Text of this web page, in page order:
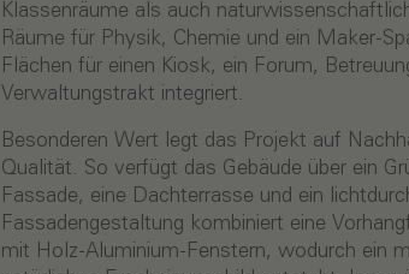
Klassenräume als auch
Räume für Physik, Chemie und ein Maker-
Flächen für einen Kiosk, ein Forum,
Verwaltungstrakt integriert.
Besonderen Wert legt das Projekt auf
Qualität. So verfügt das Gebäude über ein
Fassade, eine Dachterrasse und ein
Fassadengestaltung kombiniert eine
mit Holz-Aluminium-Fenstern, wodurch ein